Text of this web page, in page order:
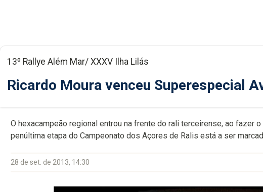
13º Rallye Além Mar/ XXXV Ilha Lilás
Ricardo Moura venceu Superespecial
O hexacampeão regional entrou na frente do rali terceirense, ao fazer
penúltima etapa do Campeonato dos Açores de Ralis está a ser
28 de set. de 2013, 14:30